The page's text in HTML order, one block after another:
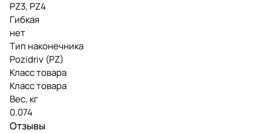
PZ3, PZ4
Гибкая
нет
Тип наконечника
Pozidriv (PZ)
Класс товара
Класс товара
Вес, кг
0.074
Отзывы